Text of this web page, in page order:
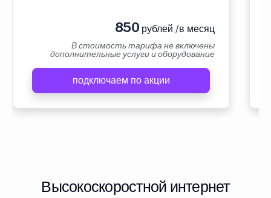
850 рублей /в месяц
В стоимость тарифа не включены
дополнительные услуги и оборудование
подключаем по акции
Высокоскоростной интернет